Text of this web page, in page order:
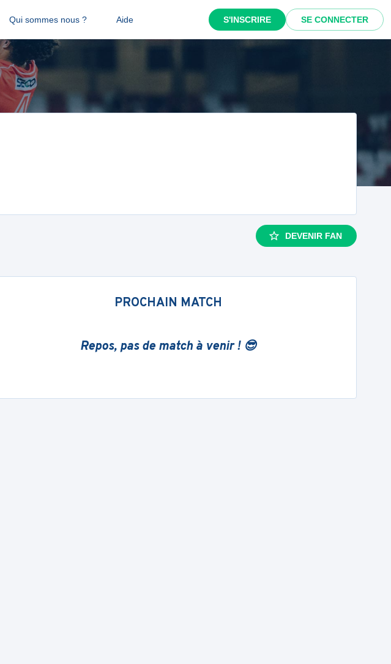
Qui sommes nous ? Aide S'INSCRIRE SE CONNECTER
DEVENIR FAN
PROCHAIN MATCH
Repos, pas de match à venir ! 😎